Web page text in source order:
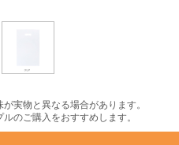
実物と異なる場合があります。
のご購入をおすすめします。